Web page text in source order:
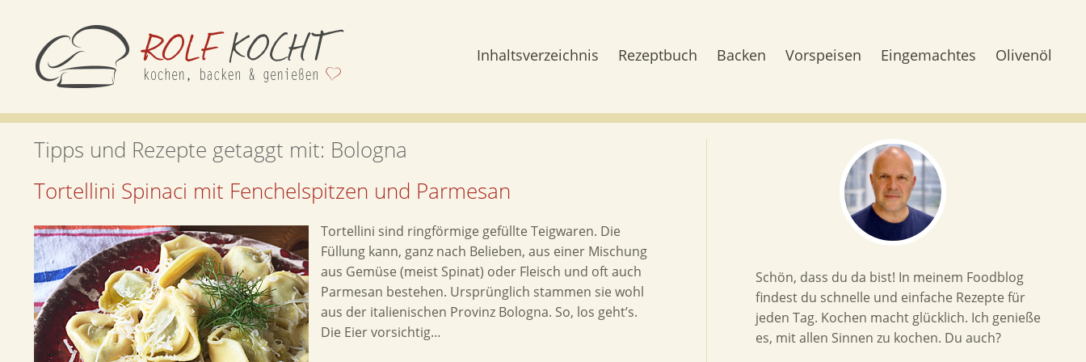
Inhaltsverzeichnis Rezeptbuch Backen Vorspeisen Eingemachtes Olivenöl
Tipps und Rezepte getaggt mit: Bologna
Tortellini Spinaci mit Fenchelspitzen und Parmesan
Tortellini sind ringförmige gefüllte Teigwaren. Die
Füllung kann, ganz nach Belieben, aus einer Mischung
aus Gemüse (meist Spinat) oder Fleisch und oft auch
Parmesan bestehen. Ursprünglich stammen sie wohl
aus der italienischen Provinz Bologna. So, los geht’s.
Die Eier vorsichtig…
Schön, dass du da bist! In meinem Foodblog
findest du schnelle und einfache Rezepte für
jeden Tag. Kochen macht glücklich. Ich genieße
es, mit allen Sinnen zu kochen. Du auch?